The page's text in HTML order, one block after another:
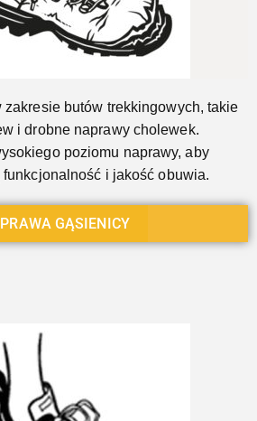
zakresie butów trekkingowych, takie
i drobne naprawy cholewek.
poziomu naprawy, aby
i jakość obuwia.
GĄSIENICY